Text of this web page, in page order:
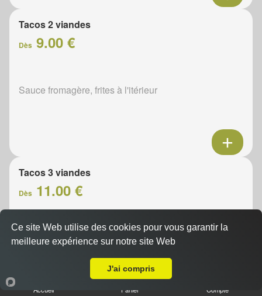
Tacos 2 viandes
Dès 9.00 €
Sauce fromagère, frites à l'itérieur
Tacos 3 viandes
Dès 11.00 €
Sauce fromagère, frites à l'itérieur
Accueil Panier Compte
Ce site Web utilise des cookies pour vous garantir la
meilleure expérience sur notre site Web
J'ai compris